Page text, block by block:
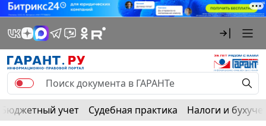
Бюджетный учет Судебная практика Налоги и